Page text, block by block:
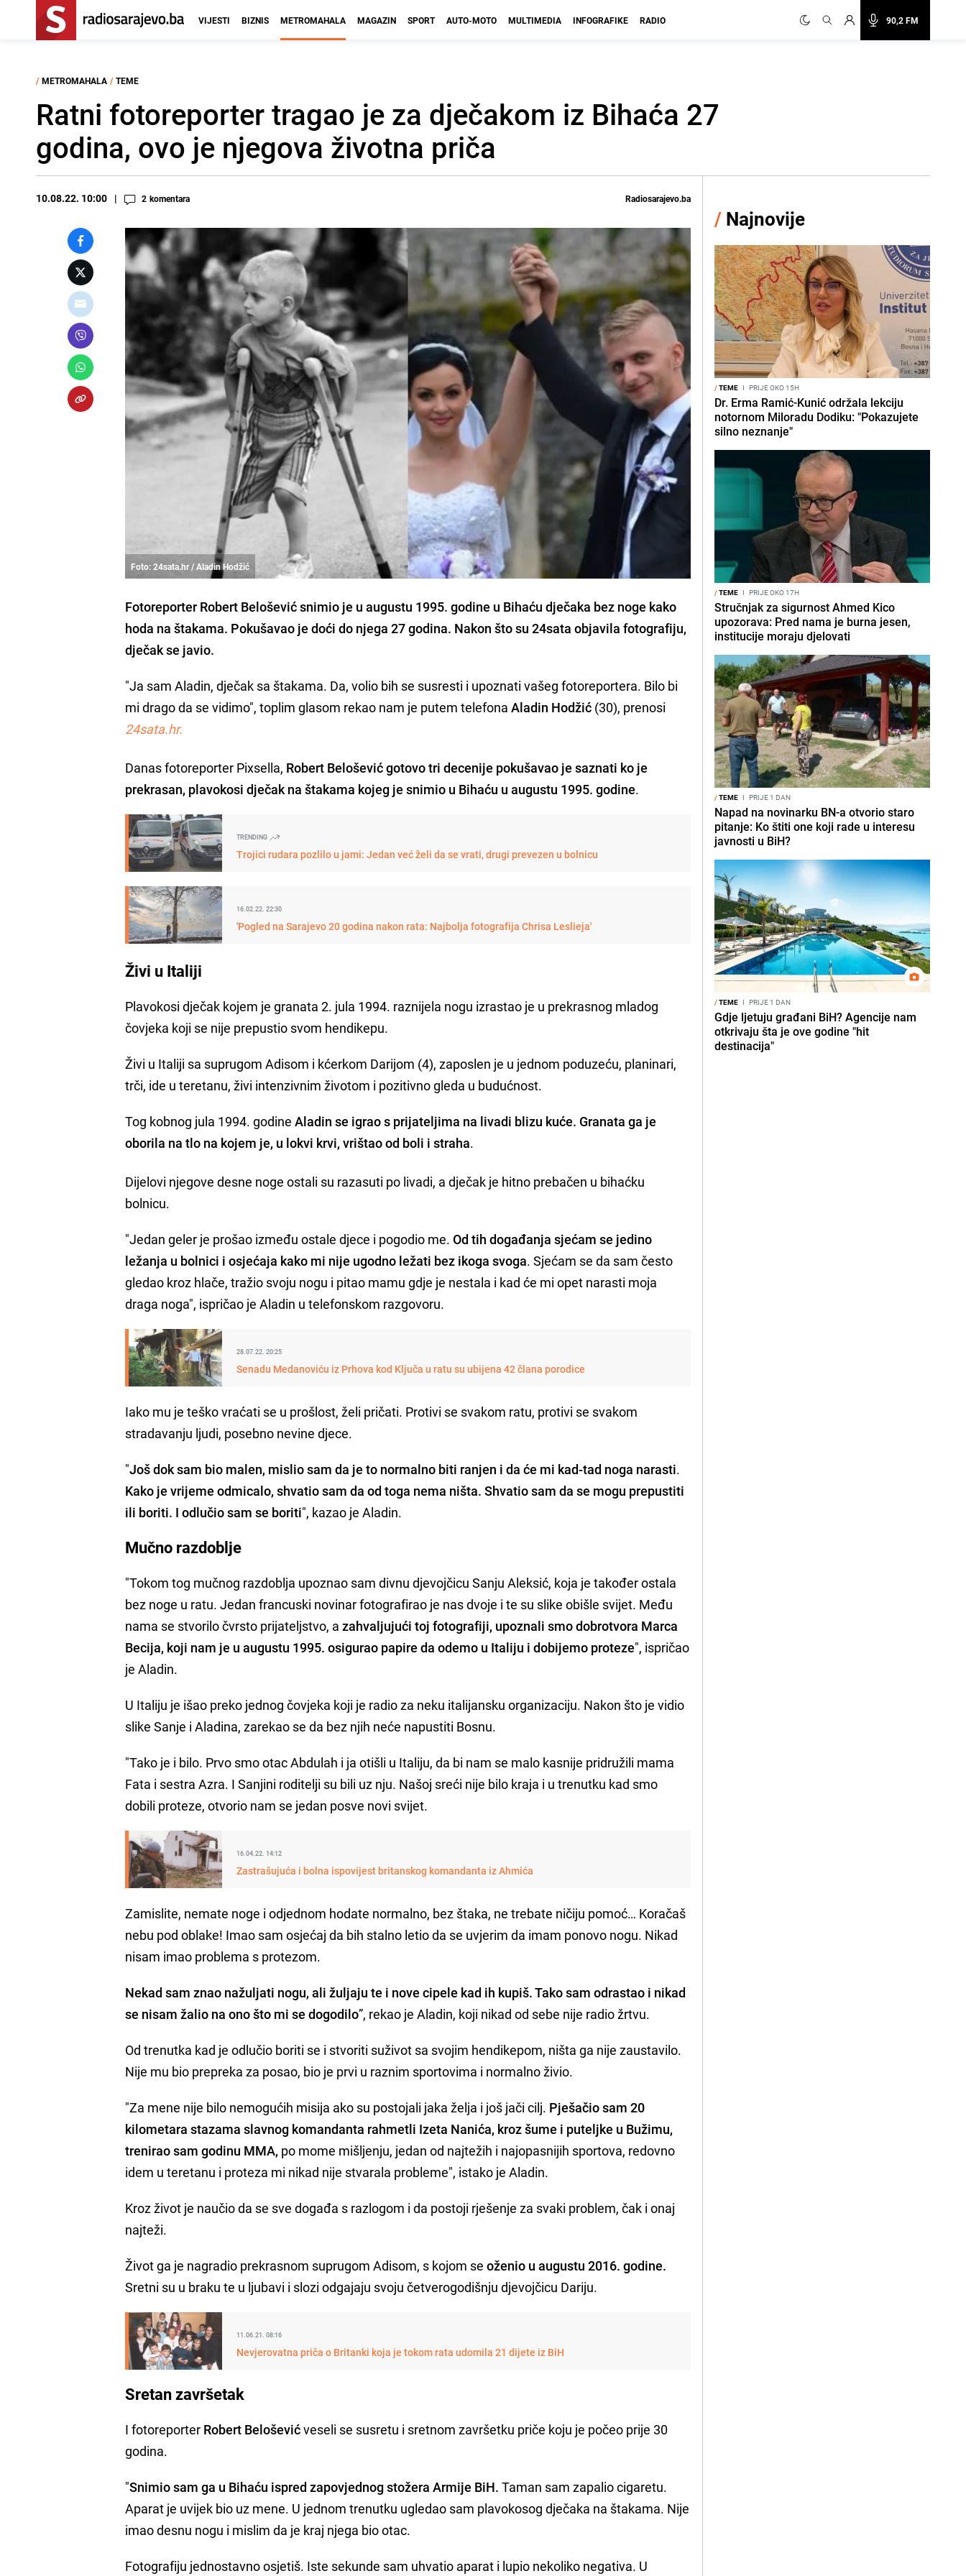
90,2 FM
VIJESTI BIZNIS METROMAHALA MAGAZIN SPORT AUTO-MOTO MULTIMEDIA INFOGRAFIKE RADIO
/ METROMAHALA / TEME
Ratni fotoreporter tragao je za dječakom iz Bihaća 27
godina, ovo je njegova životna priča
10.08.22. 10:00 2 komentara Radiosarajevo.ba
Foto: 24sata.hr / Aladin Hodžić
Fotoreporter Robert Belošević snimio je u augustu 1995. godine u Bihaću dječaka bez noge kako
hoda na štakama. Pokušavao je doći do njega 27 godina. Nakon što su 24sata objavila fotografiju,
dječak se javio.
"Ja sam Aladin, dječak sa štakama. Da, volio bih se susresti i upoznati vašeg fotoreportera. Bilo bi
mi drago da se vidimo", toplim glasom rekao nam je putem telefonaAladin Hodžić (30), prenosi
24sata.hr.
Danas fotoreporter Pixsella, Robert Belošević gotovo tri decenije pokušavao je saznati ko je
prekrasan, plavokosi dječak na štakama kojeg je snimio u Bihaću u augustu 1995. godine.
TRENDING
Trojici rudara pozlilo u jami: Jedan već želi da se vrati, drugi prevezen u bolnicu
16.02.22. 22:30
'Pogled na Sarajevo 20 godina nakon rata: Najbolja fotografija Chrisa Leslieja'
Živi u Italiji
Plavokosi dječak kojem je granata 2. jula 1994. raznijela nogu izrastao je u prekrasnog mladog
čovjeka koji se nije prepustio svom hendikepu.
Živi u Italiji sa suprugom Adisom i kćerkom Darijom (4), zaposlen je u jednom poduzeću, planinari,
trči, ide u teretanu, živi intenzivnim životom i pozitivno gleda u budućnost.
Tog kobnog jula 1994. godineAladin se igrao s prijateljima na livadi blizu kuće. Granata ga je
oborila na tlo na kojem je, u lokvi krvi, vrištao od boli i straha.
Dijelovi njegove desne noge ostali su razasuti po livadi, a dječak je hitno prebačen u bihaćku
bolnicu.
"Jedan geler je prošao između ostale djece i pogodio me.Od tih događanja sjećam se jedino
ležanja u bolnici i osjećaja kako mi nije ugodno ležati bez ikoga svoga. Sjećam se da sam često
gledao kroz hlače, tražio svoju nogu i pitao mamu gdje je nestala i kad će mi opet narasti moja
draga noga", ispričao je Aladin u telefonskom razgovoru.
28.07.22. 20:25
Senadu Medanoviću iz Prhova kod Ključa u ratu su ubijena 42 člana porodice
Iako mu je teško vraćati se u prošlost, želi pričati. Protivi se svakom ratu, protivi se svakom
stradavanju ljudi, posebno nevine djece.
"Još dok sam bio malen, mislio sam da je to normalno biti ranjen i da će mi kad-tad noga narasti.
Kako je vrijeme odmicalo, shvatio sam da od toga nema ništa. Shvatio sam da se mogu prepustiti
ili boriti. I odlučio sam se boriti", kazao je Aladin.
Mučno razdoblje
"Tokom tog mučnog razdoblja upoznao sam divnu djevojčicu Sanju Aleksić, koja je također ostala
bez noge u ratu. Jedan francuski novinar fotografirao je nas dvoje i te su slike obišle svijet. Među
nama se stvorilo čvrsto prijateljstvo, azahvaljujući toj fotografiji, upoznali smo dobrotvora Marca
Becija, koji nam je u augustu 1995. osigurao papire da odemo u Italiju i dobijemo proteze", ispričao
je Aladin.
U Italiju je išao preko jednog čovjeka koji je radio za neku italijansku organizaciju. Nakon što je vidio
slike Sanje i Aladina, zarekao se da bez njih neće napustiti Bosnu.
"Tako je i bilo. Prvo smo otac Abdulah i ja otišli u Italiju, da bi nam se malo kasnije pridružili mama
Fata i sestra Azra. I Sanjini roditelji su bili uz nju. Našoj sreći nije bilo kraja i u trenutku kad smo
dobili proteze, otvorio nam se jedan posve novi svijet.
16.04.22. 14:12
Zastrašujuća i bolna ispovijest britanskog komandanta iz Ahmića
Zamislite, nemate noge i odjednom hodate normalno, bez štaka, ne trebate ničiju pomoć… Koračaš
nebu pod oblake! Imao sam osjećaj da bih stalno letio da se uvjerim da imam ponovo nogu. Nikad
nisam imao problema s protezom.
Nekad sam znao nažuljati nogu, ali žuljaju te i nove cipele kad ih kupiš. Tako sam odrastao i nikad
se nisam žalio na ono što mi se dogodilo”, rekao je Aladin, koji nikad od sebe nije radio žrtvu.
Od trenutka kad je odlučio boriti se i stvoriti suživot sa svojim hendikepom, ništa ga nije zaustavilo.
Nije mu bio prepreka za posao, bio je prvi u raznim sportovima i normalno živio.
"Za mene nije bilo nemogućih misija ako su postojali jaka želja i još jači cilj. Pješačio sam 20
kilometara stazama slavnog komandanta rahmetli Izeta Nanića, kroz šume i puteljke u Bužimu,
trenirao sam godinu MMA, po mome mišljenju, jedan od najtežih i najopasnijih sportova, redovno
idem u teretanu i proteza mi nikad nije stvarala probleme", istako je Aladin.
Kroz život je naučio da se sve događa s razlogom i da postoji rješenje za svaki problem, čak i onaj
najteži.
Život ga je nagradio prekrasnom suprugom Adisom, s kojom se oženio u augustu 2016. godine.
Sretni su u braku te u ljubavi i slozi odgajaju svoju četverogodišnju djevojčicu Dariju.
11.06.21. 08:16
Nevjerovatna priča o Britanki koja je tokom rata udomila 21 dijete iz BiH
Sretan završetak
I fotoreporter Robert Beloševićveseli se susretu i sretnom završetku priče koju je počeo prije 30
godina.
"Snimio sam ga u Bihaću ispred zapovjednog stožera Armije BiH. Taman sam zapalio cigaretu.
Aparat je uvijek bio uz mene. U jednom trenutku ugledao sam plavokosog dječaka na štakama. Nije
imao desnu nogu i mislim da je kraj njega bio otac.
Fotografiju jednostavno osjetiš. Iste sekunde sam uhvatio aparat i lupio nekoliko negativa. U
/ Najnovije
/TEME I PRIJE OKO 15H
Dr. Erma Ramić-Kunić održala lekciju
notornom Miloradu Dodiku: "Pokazujete
silno neznanje"
/TEME I PRIJE OKO 17H
Stručnjak za sigurnost Ahmed Kico
upozorava: Pred nama je burna jesen,
institucije moraju djelovati
/TEME I PRIJE 1 DAN
Napad na novinarku BN-a otvorio staro
pitanje: Ko štiti one koji rade u interesu
javnosti u BiH?
/TEME I PRIJE 1 DAN
Gdje ljetuju građani BiH? Agencije nam
otkrivaju šta je ove godine "hit
destinacija"